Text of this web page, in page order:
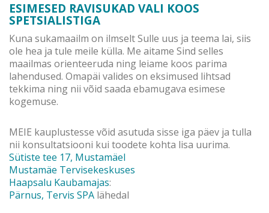
ESIMESED RAVISUKAD VALI KOOS
SPETSIALISTIGA
Kuna sukamaailm on ilmselt Sulle uus ja teema lai, siis
ole hea ja tule meile külla. Me aitame Sind selles
maailmas orienteeruda ning leiame koos parima
lahendused. Omapäi valides on eksimused lihtsad
tekkima ning nii võid saada ebamugava esimese
kogemuse.
MEIE kauplustesse võid asutuda sisse iga päev ja tulla
nii konsultatsiooni kui toodete kohta lisa uurima.
Sütiste tee 17, Mustamäel
Mustamäe Tervisekeskuses
Haapsalu Kaubamajas:
Pärnus, Tervis SPA lähedal